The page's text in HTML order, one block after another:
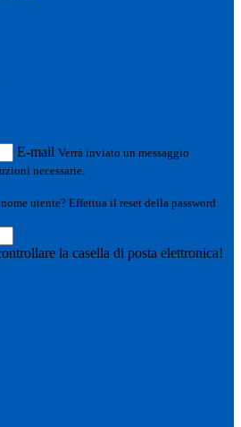
E-mail Verrà inviato un messaggio
necessarie.
utente? Effettua il reset della password
la casella di posta elettronica!